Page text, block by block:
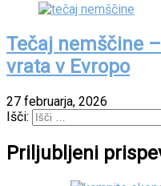
Tečaj nemščine
vrata v Evropo
27 februarja, 2026
Išči:
Priljubljeni